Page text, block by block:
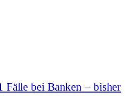
Fälle bei Banken – bisher